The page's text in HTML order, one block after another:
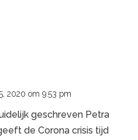
2020 om 9:53 pm
geschreven Petra
de Corona crisis tijd